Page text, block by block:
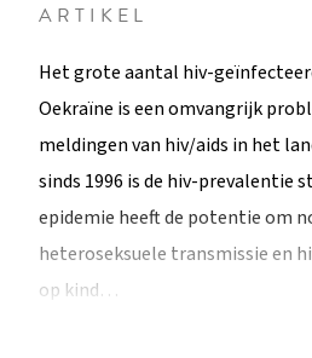
ARTIKEL
Het grote aantal hiv-
Oekraïne is een omvangrijk
meldingen van hiv/aids in het
sinds 1996 is de hiv-prevalentie
epidemie heeft de potentie om
heteroseksuele transmissie en
op kind…